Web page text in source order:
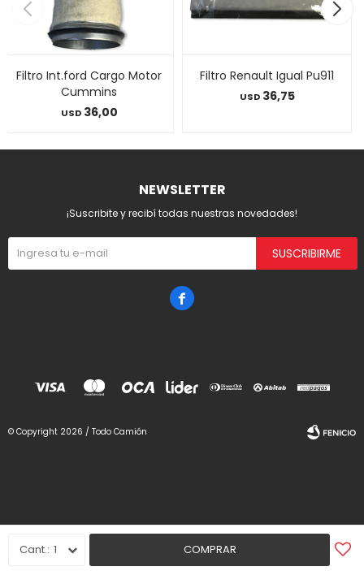
1 COMPRAR
Filtro Int.ford Cargo Motor
Cummins
USD 36,00
Filtro Renault Igual Pu911
USD 36,75
NEWSLETTER
¡Suscribite y recibí todas nuestras novedades!
SUSCRIBIRME

© Copyright 2026 / Todo Camión
Fenicio